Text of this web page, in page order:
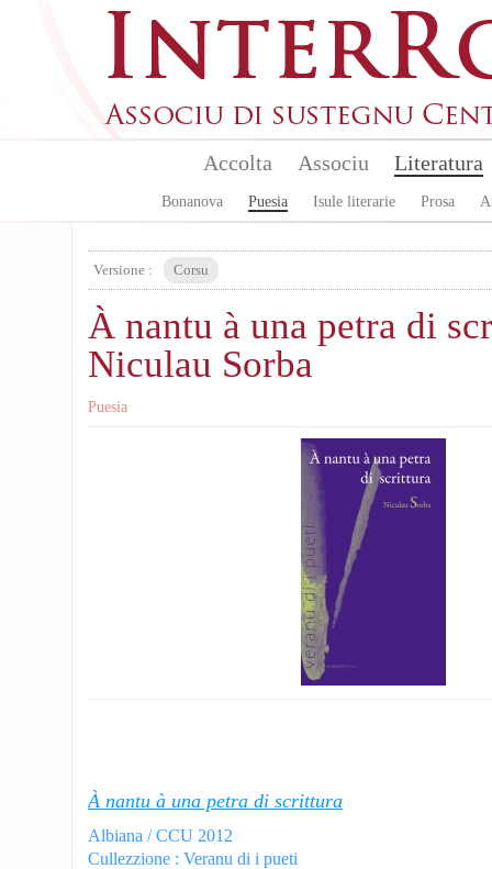
Accolta Associu Literatura
Bonanova Puesia Isule literarie Prosa
Versione : Corsu
À nantu à una petra di
Niculau Sorba
Puesia
À nantu à una petra di scrittura
Albiana / CCU 2012
Cullezzione : Veranu di i pueti